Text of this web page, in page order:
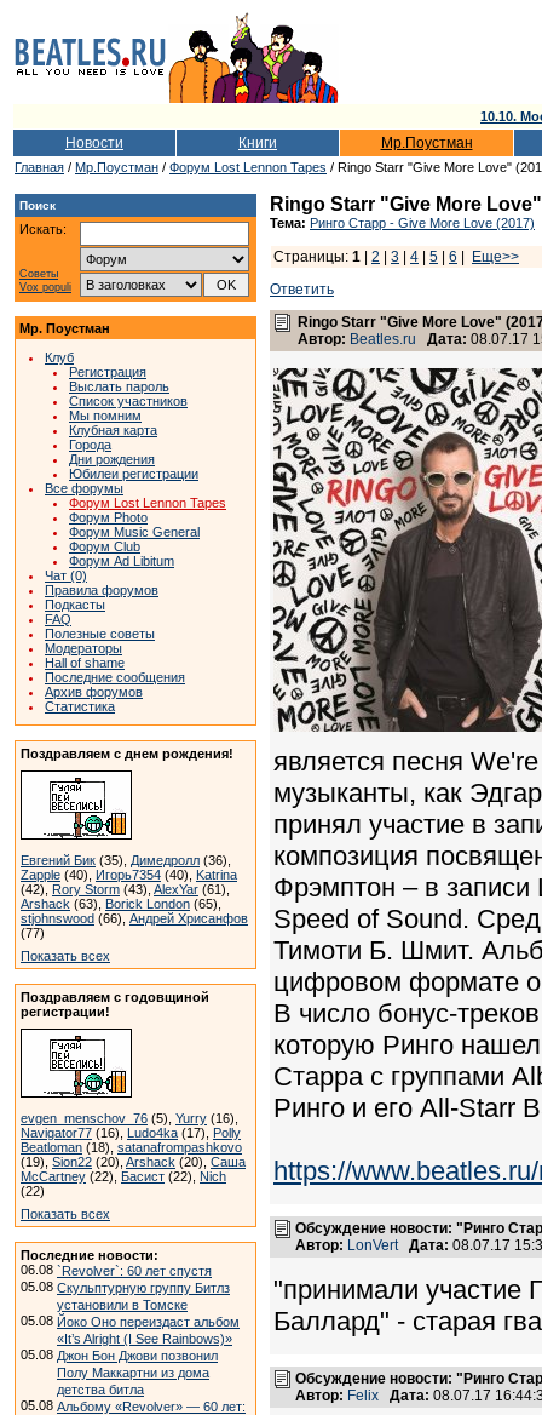
10.10.
Новости Книги Мр.Поустман
Главная / Мр.Поустман / Форум Lost Lennon Tapes / Ringo Starr "Give More Love"
Поиск
Искать:
Советы
Vox populi
Мр. Поустман
Клуб
Регистрация
Выслать пароль
Список участников
Мы помним
Клубная карта
Города
Дни рождения
Юбилеи регистрации
Все форумы
Форум Lost Lennon Tapes
Форум Photo
Форум Music General
Форум Club
Форум Ad Libitum
Чат (0)
Правила форумов
Подкасты
FAQ
Полезные советы
Модераторы
Hall of shame
Последние сообщения
Архив форумов
Статистика
Поздравляем с днем рождения!
Евгений Бик (35), Димедролл (36),
Zapple (40), Игорь7354 (40), Katrina
(42), Rory Storm (43), AlexYar (61),
Arshack (63), Borick London (65),
stjohnswood (66), Андрей Хрисанфов
(77)
Показать всех
Поздравляем с годовщиной
регистрации!
evgen_menschov_76 (5), Yurry (16),
Navigator77 (16), Ludo4ka (17), Polly
Beatloman (18), satanafrompashkovo
(19), Sion22 (20), Arshack (20), Саша
McCartney (22), Басист (22), Nich
(22)
Показать всех
Последние новости:
06.08 `Revolver`: 60 лет спустя
05.08 Скульптурную группу Битлз
установили в Томске
05.08 Йоко Оно переиздаст альбом
«It’s Alright (I See Rainbows)»
05.08 Джон Бон Джови позвонил
Полу Маккартни из дома
детства битла
05.08 Альбому «Revolver» — 60 лет:
Ringo Starr "Give More
Тема: Ринго Старр - Give More Love (2017)
Страницы: 1 2 3 4 5 6
Еще>>
Ответить
Ringo Starr "Give More Love"
Автор: Beatles.ru Дата: 08.07.17
является песня
музыканты, как
принял участие в
композиция
Фрэмптон – в записи
Speed of Sound.
Тимоти Б. Шмит.
цифровом формате
В число бонус-
которую Ринго
Старра с группами
Ринго и его All-Starr
https://
Обсуждение новости: "Ринго
Автор: LonVert Дата: 08.07.17
"принимали
Баллард" - старая
Обсуждение новости: "Ринго
Автор: Felix Дата: 08.07.17